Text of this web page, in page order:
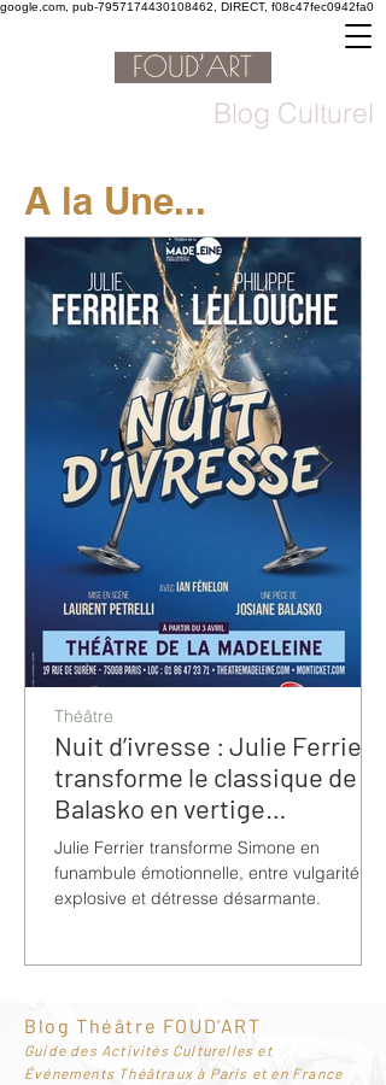
google.com, pub-7957174430108462, DIRECT, f08c47fec0942fa0
Blog Culturel
A la Une...
Nuit d’ivresse : Julie Ferrier
transforme le classique de
Balasko en vertige
bouleversant
Julie Ferrier transforme Simone en
funambule émotionnelle, entre vulgarité
explosive et détresse désarmante.
Théâtre
Blog Théâtre FOUD'ART
Guide des Activités Culturelles et
Événements Théâtraux à Paris et en France